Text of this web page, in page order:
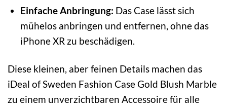
Einfache Anbringung: Das Case lässt sich
mühelos anbringen und entfernen, ohne das
iPhone XR zu beschädigen.
Diese kleinen, aber feinen Details machen das
iDeal of Sweden Fashion Case Gold Blush Marble
zu einem unverzichtbaren Accessoire für alle